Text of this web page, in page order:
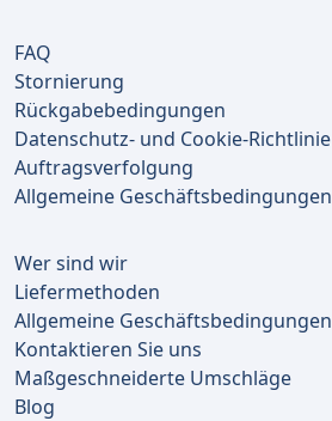
FAQ
Stornierung
Rückgabebedingungen
Datenschutz- und Cookie-Richtlinie
Auftragsverfolgung
Allgemeine Geschäftsbedingungen
Wer sind wir
Liefermethoden
Allgemeine Geschäftsbedingungen
Kontaktieren Sie uns
Maßgeschneiderte Umschläge
Blog